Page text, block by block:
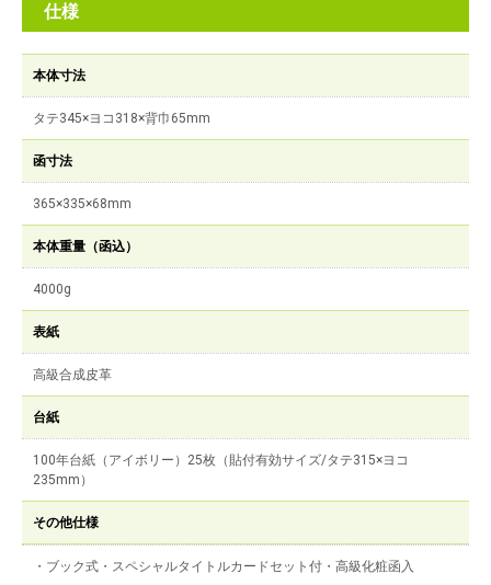
仕様
本体寸法
タテ345×ヨコ318×背巾65mm
函寸法
365×335×68mm
本体重量（函込）
4000g
表紙
高級合成皮革
台紙
100年台紙（アイボリー）25枚（貼付有効サイズ/タテ315×ヨコ
235mm）
その他仕様
・ブック式・スペシャルタイトルカードセット付・高級化粧函入